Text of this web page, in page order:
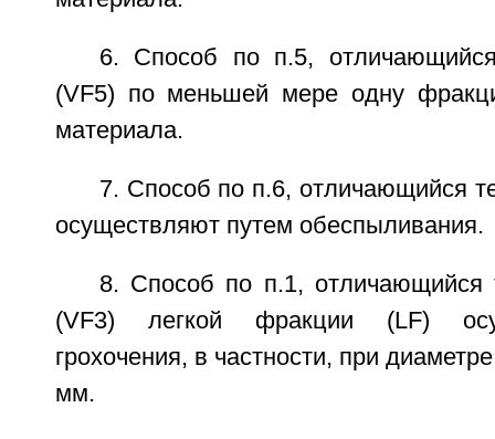
6. Способ по п.5,
(VF5) по меньшей мере одну
материала.
7. Способ по п.6, отличающийся
осуществляют путем обеспыливания.
8. Способ по п.1, отличающийся
(VF3) легкой фракции (LF)
грохочения, в частности, при
мм.